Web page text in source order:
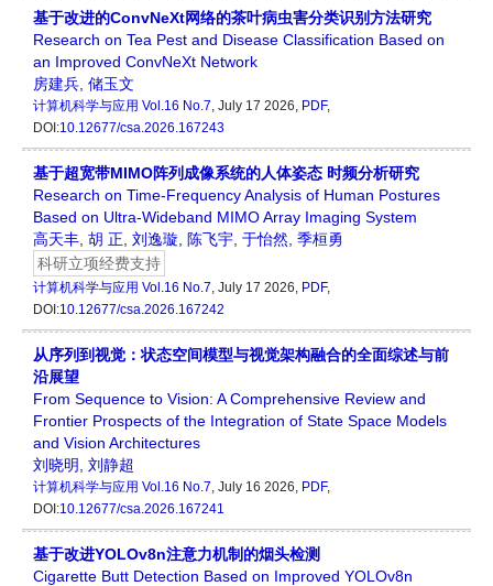
基于改进的ConvNeXt网络的茶叶病虫害分类识别方法研究
Research on Tea Pest and Disease Classification Based on
an Improved ConvNeXt Network
房建兵 储玉文
计算机科学与应用 Vol.16 No.7, July 17 2026, PDF,
DOI:10.12677/csa.2026.167243
基于超宽带MIMO阵列成像系统的人体姿态 时频分析研究
Research on Time-Frequency Analysis of Human Postures
Based on Ultra-Wideband MIMO Array Imaging System
高天丰 胡 正 刘逸璇 陈飞宇 于怡然 季桓勇
科研立项经费支持
计算机科学与应用 Vol.16 No.7, July 17 2026, PDF,
DOI:10.12677/csa.2026.167242
从序列到视觉：状态空间模型与视觉架构融合的全面综述与前
沿展望
From Sequence to Vision: A Comprehensive Review and
Frontier Prospects of the Integration of State Space Models
and Vision Architectures
刘晓明
刘静超
计算机科学与应用 Vol.16 No.7, July 16 2026, PDF,
DOI:10.12677/csa.2026.167241
基于改进YOLOv8n注意力机制的烟头检测
Cigarette Butt Detection Based on Improved YOLOv8n